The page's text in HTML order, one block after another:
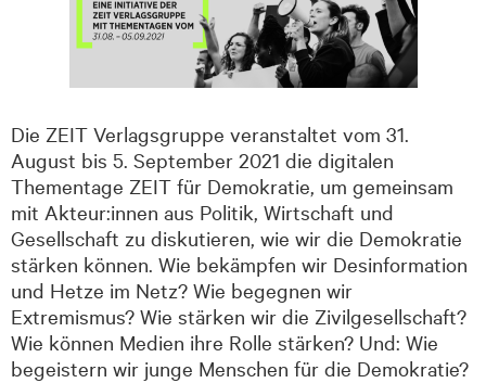
Die ZEIT Verlagsgruppe veranstaltet vom 31.
August bis 5. September 2021 die digitalen
Thementage ZEIT für Demokratie, um gemeinsam
mit Akteur:innen aus Politik, Wirtschaft und
Gesellschaft zu diskutieren, wie wir die Demokratie
stärken können. Wie bekämpfen wir Desinformation
und Hetze im Netz? Wie begegnen wir
Extremismus? Wie stärken wir die Zivilgesellschaft?
Wie können Medien ihre Rolle stärken? Und: Wie
begeistern wir junge Menschen für die Demokratie?